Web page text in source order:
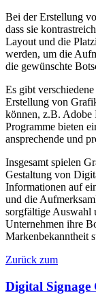
Bei der Erstellung
dass sie
Layout und die
werden, um die
die gewünschte
Es gibt
Erstellung von
können, z.B. Adobe
Programme bieten
ansprechende und
Insgesamt spielen
Gestaltung von
Informationen auf
und die
sorgfältige Auswahl
Unternehmen ihre
Markenbekanntheit
Zurück zum
Digital Signage